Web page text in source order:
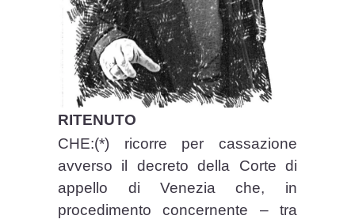
RITENUTO
CHE:(*) ricorre per cassazione
avverso il decreto della Corte di
appello di Venezia che, in
procedimento concernente – tra